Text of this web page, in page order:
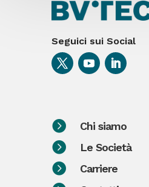
Seguici sui Social
 Chi siamo
 Le Società
 Carriere